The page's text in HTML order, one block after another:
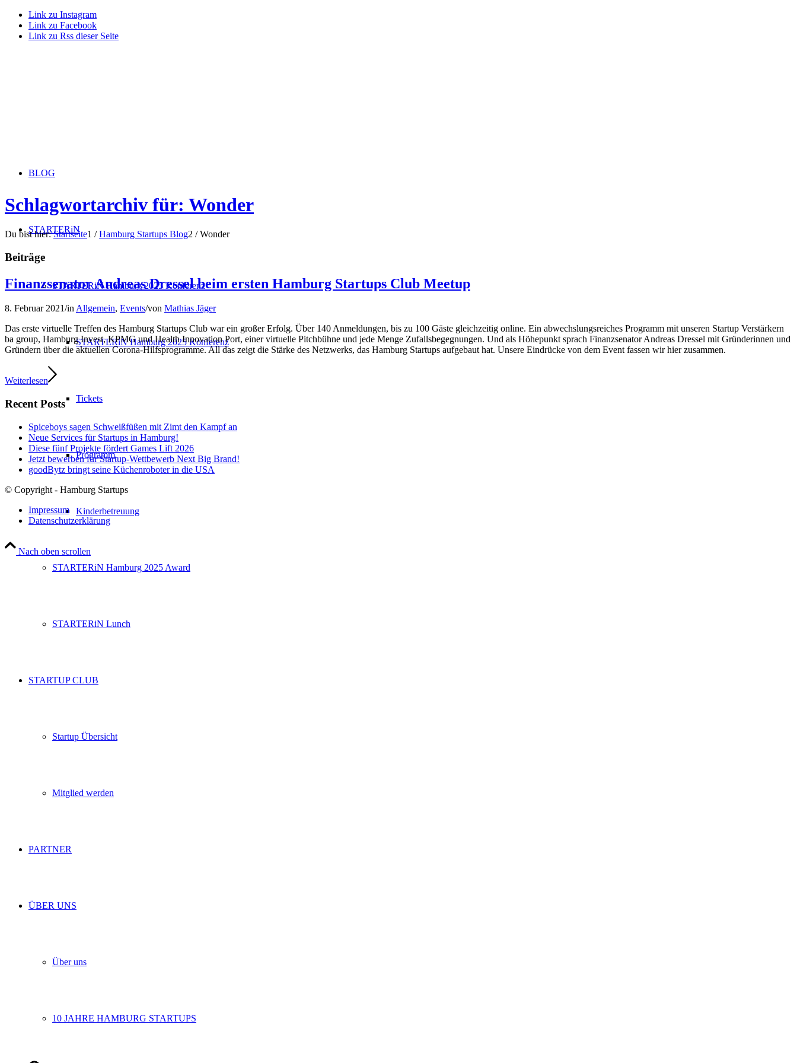
Link zu Instagram
Link zu Facebook
Link zu Rss dieser Seite
BLOG
STARTERiN
STARTERiN Hamburg 2025 Konferenz
STARTERiN Hamburg 2025 Konferenz
Tickets
Programm
Kinderbetreuung
STARTERiN Hamburg 2025 Award
STARTERiN Lunch
STARTUP CLUB
Startup Übersicht
Mitglied werden
PARTNER
ÜBER UNS
Über uns
10 JAHRE HAMBURG STARTUPS
Schlagwortarchiv für: Wonder
Du bist hier: Startseite1 / Hamburg Startups Blog2 / Wonder
Beiträge
Finanzsenator Andreas Dressel beim ersten Hamburg Startups Club Meetup
8. Februar 2021/inAllgemein, Events/von Mathias Jäger
Das erste virtuelle Treffen des Hamburg Startups Club war ein großer Erfolg. Über 140 Anmeldungen, bis zu 100 Gäste gleichzeitig online. Ein abwechslungsreiches Programm mit unseren Startup Verstärkern
ba group, Hamburg Invest, KPMG und Health Innovation Port, einer virtuelle Pitchbühne und jede Menge Zufallsbegegnungen. Und als Höhepunkt sprach Finanzsenator Andreas Dressel mit Gründerinnen und
Gründern über die aktuellen Corona-Hilfsprogramme. All das zeigt die Stärke des Netzwerks, das Hamburg Startups aufgebaut hat. Unsere Eindrücke von dem Event fassen wir hier zusammen.
Weiterlesen
Recent Posts
Spiceboys sagen Schweißfüßen mit Zimt den Kampf an
Neue Services für Startups in Hamburg!
Diese fünf Projekte fördert Games Lift 2026
Jetzt bewerben für Startup-Wettbewerb Next Big Brand!
goodBytz bringt seine Küchenroboter in die USA
© Copyright - Hamburg Startups
Impressum
Datenschutzerklärung
Nach oben scrollen